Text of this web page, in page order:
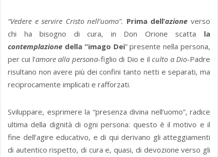
“Vedere e servire Cristo nell’uomo”. Prima dell’azione verso
chi ha bisogno di cura, in Don Orione scatta la
contemplazione della “imago Dei” presente nella persona,
per cui l’amore alla persona-figlio di Dio e ilculto a Dio-Padre
risultano non avere più dei confini tanto netti e separati, ma
reciprocamente implicati e rafforzati.
Sviluppare, esprimere la “presenza divina nell’uomo”, radice
ultima della dignità di ogni persona: questo è il motivo e il
fine dell’agire educativo, e di qui derivano gli atteggiamenti
di autentico rispetto, di cura e, quasi, di devozione verso gli